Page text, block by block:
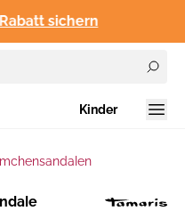
sichern
Kinder